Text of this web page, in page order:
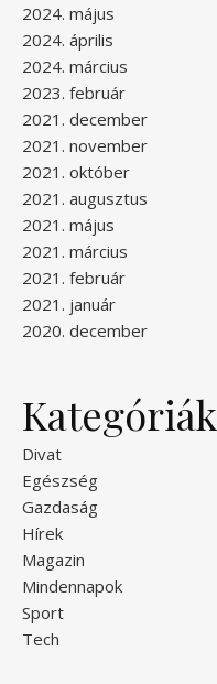
2024. május
2024. április
2024. március
2023. február
2021. december
2021. november
2021. október
2021. augusztus
2021. május
2021. március
2021. február
2021. január
2020. december
Kategóriák
Divat
Egészség
Gazdaság
Hírek
Magazin
Mindennapok
Sport
Tech